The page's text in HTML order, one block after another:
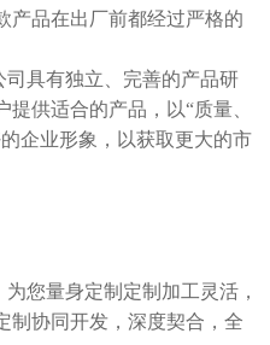
产品在出厂前都经过严格的
具有独立、完善的产品研
供适合的产品，以“质量、
企业形象，以获取更大的市
您量身定制定制加工灵活，
制协同开发，深度契合，全